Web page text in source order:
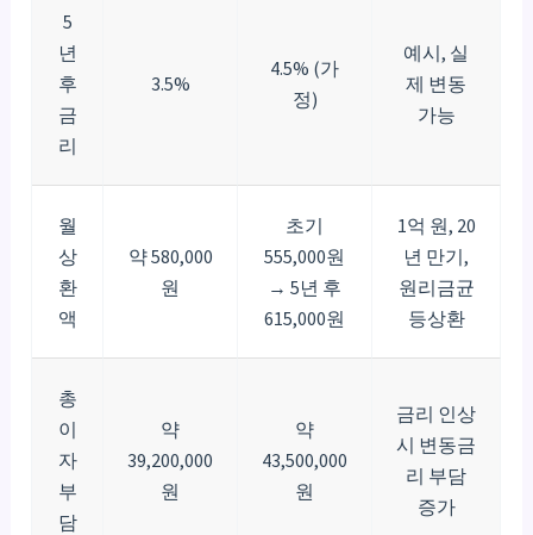
5
년
후
금
리
3.5%
4.5% (가
정)
예시, 실
제 변동
가능
월
상
환
액
약 580,000
원
초기
555,000원
→ 5년 후
615,000원
1억 원, 20
년 만기,
원리금균
등상환
총
이
자
부
담
약
39,200,000
원
약
43,500,000
원
금리 인상
시 변동금
리 부담
증가